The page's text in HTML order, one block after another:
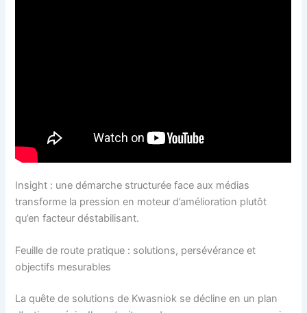
Insight : une démarche structurée face aux médias
transforme la pression en moteur d’amélioration plutôt
qu’en facteur déstabilisant.
Feuille de route pratique : solutions, persévérance et
objectifs mesurables
La quête de solutions de Kwasniok se décline en un plan